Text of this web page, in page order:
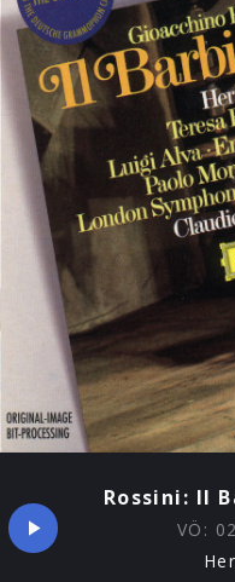
Rossini: Il
VÖ: